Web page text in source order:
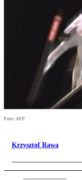
Foto: AFP
Krzysztof Rawa